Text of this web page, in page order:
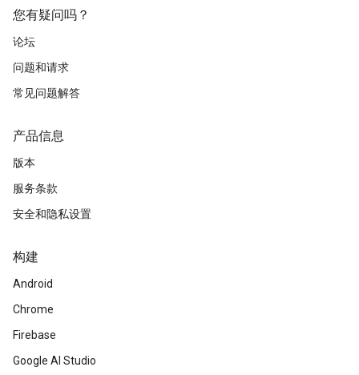
您有疑问吗？
论坛
问题和请求
常见问题解答
产品信息
版本
服务条款
安全和隐私设置
构建
Android
Chrome
Firebase
Google AI Studio